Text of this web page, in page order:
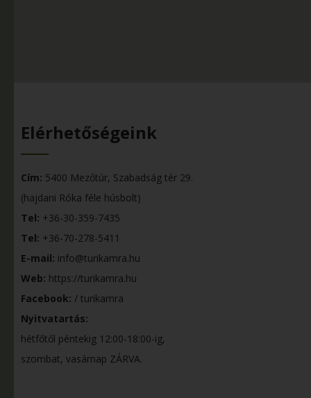
Elérhetőségeink
Cím: 5400 Mezőtúr, Szabadság tér 29.
(hajdani Róka féle húsbolt)
Tel: +36-30-359-7435
Tel: +36-70-278-5411
E-mail: info@turikamra.hu
Web: https://turikamra.hu
Facebook: / turikamra
Nyitvatartás:
hétfőtől péntekig 12:00-18:00-ig,
szombat, vasárnap ZÁRVA.